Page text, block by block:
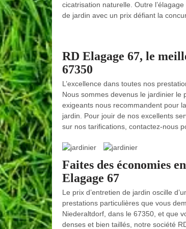
cicatrisation naturelle. Outre
de jardin avec un prix défiant la
RD Elagage 67, le
67350
L’excellence dans toutes nos
Nous sommes devenus le jardinier le
exigeants nous recommandent pour
jardin. Pour jouir de nos excellents
sur nos tarifications, contactez-nous
Faites des économies
Elagage 67
Le prix d’entretien de jardin oscille
prestations particulières que vous
Niederaltdorf, dans le 67350, et que
denses et bien taillés, notre société